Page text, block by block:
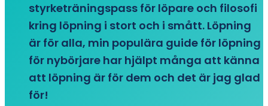
styrketräningspass för löpare och filosofi
kring löpning i stort och i smått. Löpning
är för alla, min populära guide för löpning
för nybörjare har hjälpt många att känna
att löpning är för dem och det är jag glad
för!